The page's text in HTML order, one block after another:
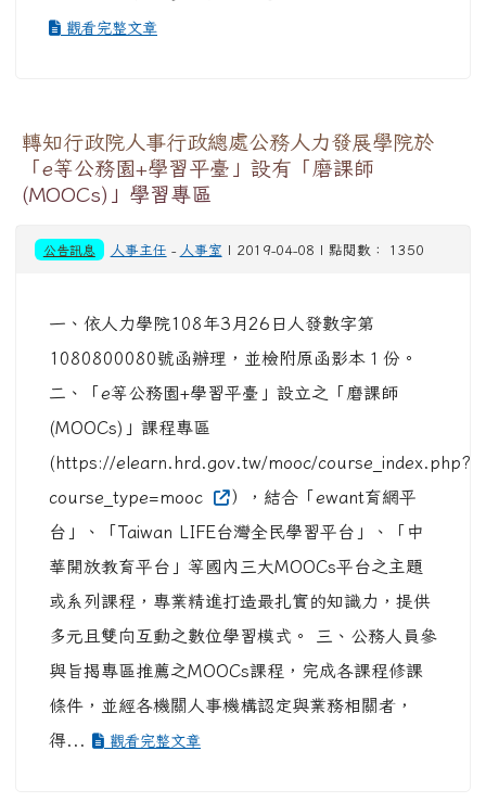
觀看完整文章
轉知行政院人事行政總處公務人力發展學院於
「e等公務園+學習平臺」設有「磨課師
(MOOCs)」學習專區
公告訊息 人事主任 - 人事室 | 2019-04-08 | 點閱數： 1350
一、依人力學院108年3月26日人發數字第
1080800080號函辦理，並檢附原函影本１份。
二、「e等公務園+學習平臺」設立之「磨課師
(MOOCs)」課程專區
(https://elearn.hrd.gov.tw/mooc/course_index.php?
course_type=mooc
），結合「ewant育網平
台」、「Taiwan LIFE台灣全民學習平台」、「中
華開放教育平台」等國內三大MOOCs平台之主題
或系列課程，專業精進打造最扎實的知識力，提供
多元且雙向互動之數位學習模式。 三、公務人員參
與旨揭專區推薦之MOOCs課程，完成各課程修課
條件，並經各機關人事機構認定與業務相關者，
得...
觀看完整文章